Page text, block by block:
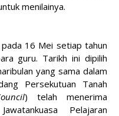
menilainya.
16 Mei setiap tahun
guru. Tarikh ini dipilih
yang sama dalam
Persekutuan Tanah
) telah menerima
Pelajaran